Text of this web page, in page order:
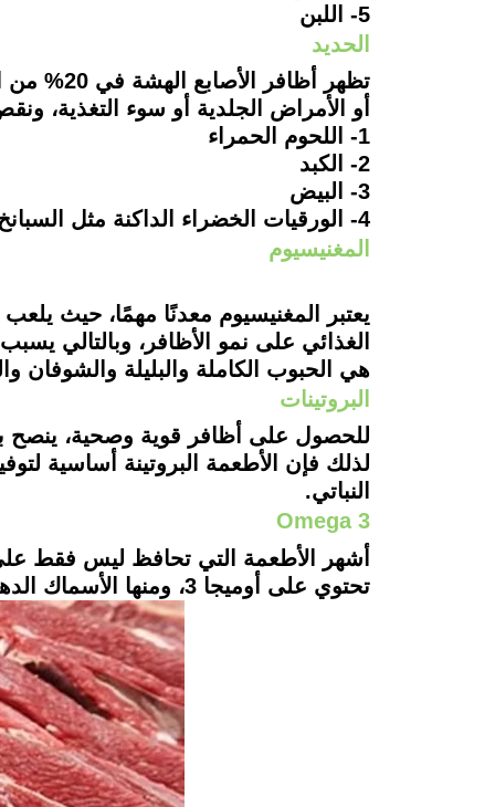
5- اللبن
الحديد
تظهر
أو الأمراض الجلدية أو سوء التغذية،
1- اللحوم الحمراء
2- الكبد
3- البيض
4- الورقيات الخضراء الداكنة مثل السبانخ.
المغنيسيوم
الغذائي على نمو الأظافر، وبالتالي
هي الحبوب الكاملة والبليلة والشوفان
البروتينات
للحصول على أظافر قوية وصحية، ينصح
لذلك فإن الأطعمة البروتينة أساسية
النباتي.
Omega 3
أشهر الأطعمة التي تحافظ ليس فقط
تحتوي على أوميجا 3، ومنها الأسماك الدهنية وعين الجمل وبذور الشيا والكتان.